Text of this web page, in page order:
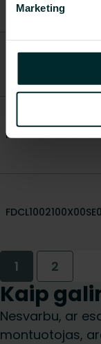
Marketing
FDCL1002100X00SE0
1 2
Kaip
Nesvarbu, ar
montuotojas,